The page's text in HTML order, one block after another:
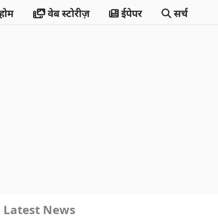
वेब स्टोरीज़ ईपेपर सर्च
Latest News